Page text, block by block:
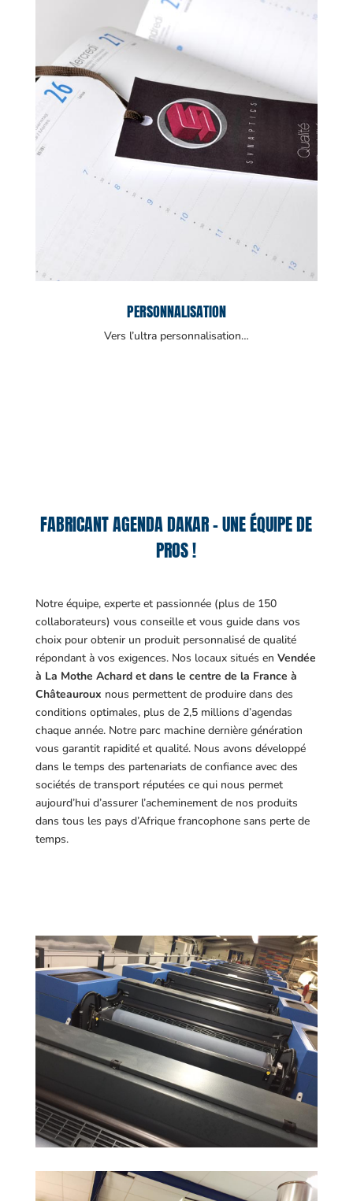
PERSONNALISATION
Vers l’ultra personnalisation…
FABRICANT AGENDA DAKAR – UNE ÉQUIPE DE
PROS !
Notre équipe, experte et passionnée (plus de 150
collaborateurs) vous conseille et vous guide dans vos
choix pour obtenir un produit personnalisé de qualité
répondant à vos exigences. Nos locaux situés en Vendée
à La Mothe Achard et dans le centre de la France à
Châteauroux nous permettent de produire dans des
conditions optimales, plus de 2,5 millions d’agendas
chaque année. Notre parc machine dernière génération
vous garantit rapidité et qualité. Nous avons développé
dans le temps des partenariats de confiance avec des
sociétés de transport réputées ce qui nous permet
aujourd’hui d’assurer l’acheminement de nos produits
dans tous les pays d’Afrique francophone sans perte de
temps.